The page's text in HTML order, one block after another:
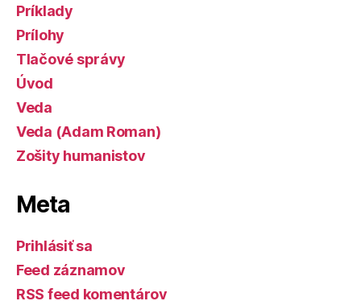
Príklady
Prílohy
Tlačové správy
Úvod
Veda
Veda (Adam Roman)
Zošity humanistov
Meta
Prihlásiť sa
Feed záznamov
RSS feed komentárov